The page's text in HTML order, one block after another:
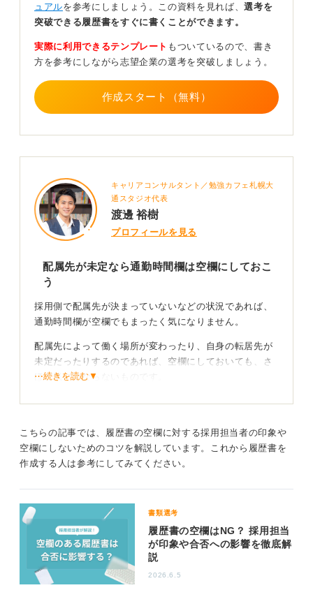
類の記載内容と一貫した説明ができるように準備してお
きましょう。
0
ュアルを参考にしましょう。この資料を見れば、選考を
突破できる履歴書をすぐに書くことができます。
実際に利用できるテンプレート もついているので、書き
方を参考にしながら志望企業の選考を突破しましょう。
作成スタート（無料）
キャリアコンサルタント／勉強カフェ札幌大
通スタジオ代表
渡邊 裕樹
プロフィールを見る
配属先が未定なら通勤時間欄は空欄にしておこ
う
採用側で配属先が決まっていないなどの状況であれば、
通勤時間欄が空欄でもまったく気になりません。
配属先によって働く場所が変わったり、自身の転居先が
未定だったりするのであれば、空欄にしておいても、さ
ほど気にはならないものです。
どうしても空欄が気になるのであれば「未定」と書いて
に「配属先に応じて、住居は柔軟に対応可能です」とい
った一文を添えておくことで、好印象につなげてみまし
ょう。
0
⋯続きを読む▼
こちらの記事では、履歴書の空欄に対する採用担当者の印象や
空欄にしないためのコツを解説しています。これから履歴書を
作成する人は参考にしてみてください。
書類選考
履歴書の空欄はNG？ 採用担当
が印象や合否への影響を徹底解
説
2026.6.5